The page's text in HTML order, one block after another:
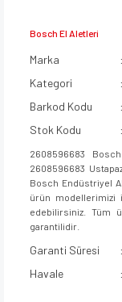
Bosch El Aletleri
Marka
Kategori
Barkod Kodu
Stok Kodu
2608596683
2608596683
Bosch Endüstriyel
ürün modellerimizi
edebilirsiniz. Tüm
garantilidir.
Garanti Süresi
Havale